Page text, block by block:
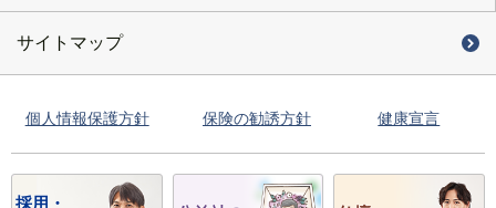
サイトマップ
個人情報保護方針 保険の勧誘方針 健康宣言
採用・